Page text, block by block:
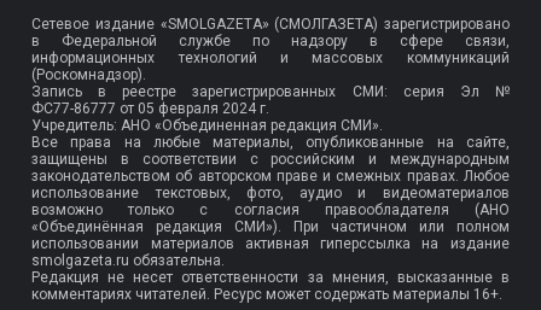
Сетевое издание «SMOLGAZETA» (СМОЛГАЗЕТА) зарегистрировано
в Федеральной службе по надзору в сфере связи,
информационных технологий и массовых коммуникаций
(Роскомнадзор).
Запись в реестре зарегистрированных СМИ: серия Эл №
ФС77-86777 от 05 февраля 2024 г.
Учредитель: АНО «Объединенная редакция СМИ».
Все права на любые материалы, опубликованные на сайте,
защищены в соответствии с российским и международным
законодательством об авторском праве и смежных правах. Любое
использование текстовых, фото, аудио и видеоматериалов
возможно только с согласия правообладателя (АНО
«Объединённая редакция СМИ»). При частичном или полном
использовании материалов активная гиперссылка на издание
smolgazeta.ru обязательна.
Редакция не несет ответственности за мнения, высказанные в
комментариях читателей. Ресурс может содержать материалы 16+.